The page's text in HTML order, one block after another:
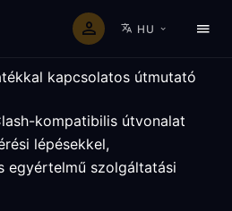
HU
kapcsolatos útmutató
kompatibilis útvonalat
lépésekkel,
egyértelmű szolgáltatási